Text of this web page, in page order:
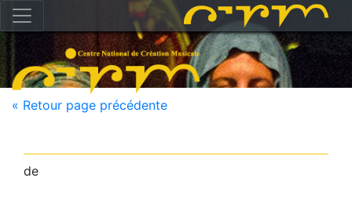
« Retour page précédente
de